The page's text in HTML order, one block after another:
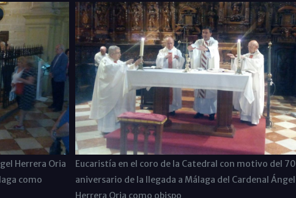
Herrera Oria
como
Eucaristía en el coro de la Catedral con motivo del 70
aniversario de la llegada a Málaga del Cardenal Ángel
Herrera Oria como obispo